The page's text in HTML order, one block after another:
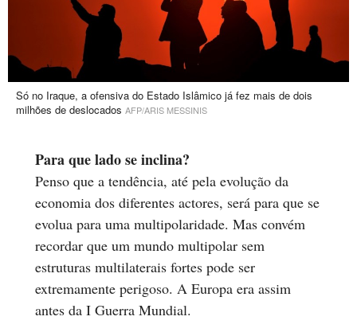
Só no Iraque, a ofensiva do Estado Islâmico já fez mais de dois
milhões de deslocados AFP/ARIS MESSINIS
Para que lado se inclina?
Penso que a tendência, até pela evolução da
economia dos diferentes actores, será para que se
evolua para uma multipolaridade. Mas convém
recordar que um mundo multipolar sem
estruturas multilaterais fortes pode ser
extremamente perigoso. A Europa era assim
antes da I Guerra Mundial.